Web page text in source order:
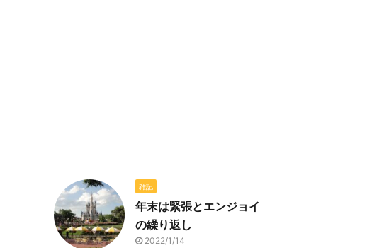
雑記
年末は緊張とエンジョイ
の繰り返し
2022/1/14